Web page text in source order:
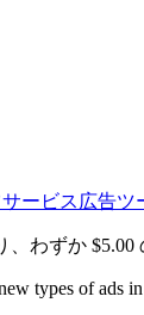
ービス広告ツ
わずか
types of ads